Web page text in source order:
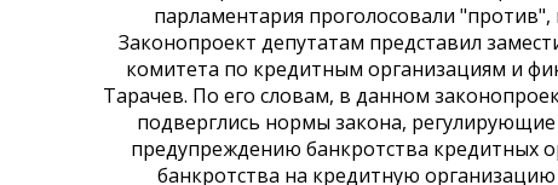
парламентария проголосовали
Законопроект депутатам представил
комитета по кредитным организациям и
Тарачев. По его словам, в данном
подверглись нормы закона,
предупреждению банкротства кредитных
банкротства на кредитную организацию